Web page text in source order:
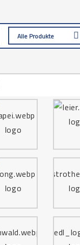
Alle Produkte